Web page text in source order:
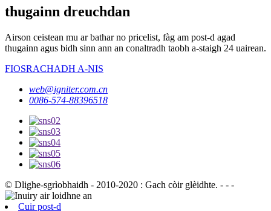
thugainn dreuchdan
Airson ceistean mu ar bathar no pricelist, fàg am post-d agad
thugainn agus bidh sinn ann an conaltradh taobh a-staigh 24 uairean.
FIOSRACHADH A-NIS
web@igniter.com.cn
0086-574-88396518
© Dlighe-sgrìobhaidh - 2010-2020 : Gach còir glèidhte. - - -
Cuir post-d